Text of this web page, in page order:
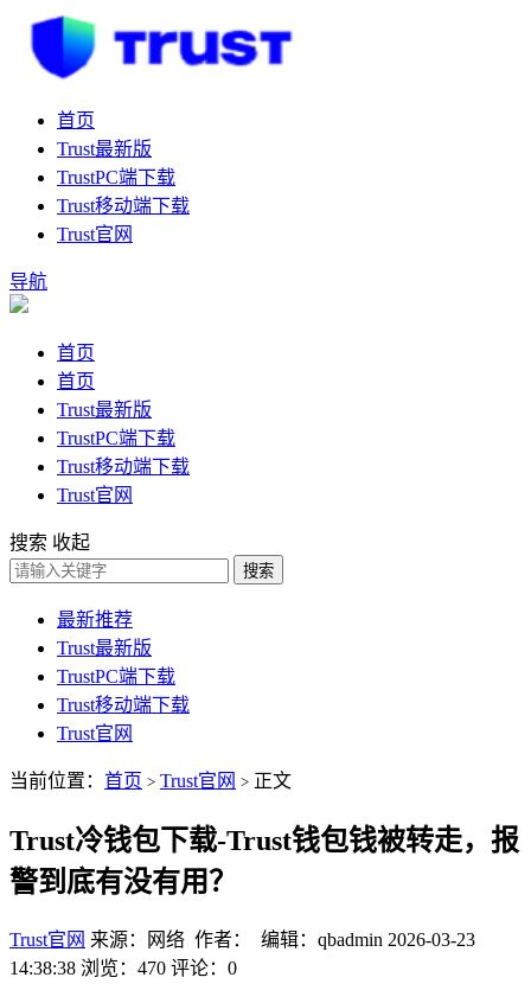
首页
Trust最新版
TrustPC端下载
Trust移动端下载
Trust官网
导航
首页
首页
Trust最新版
TrustPC端下载
Trust移动端下载
Trust官网
搜索 收起
搜索
最新推荐
Trust最新版
TrustPC端下载
Trust移动端下载
Trust官网
当前位置： 首页 > Trust官网 > 正文
Trust冷钱包下载-Trust钱包钱被转走，报
警到底有没有用？
Trust官网 来源：网络 作者： 编辑：qbadmin 2026-03-23
14:38:38 浏览：470 评论：0